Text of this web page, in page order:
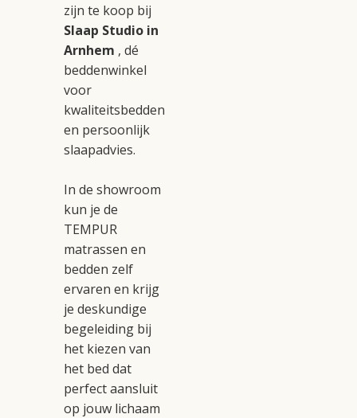
zijn te koop bij
Slaap Studio in
Arnhem , dé
beddenwinkel
voor
kwaliteitsbedden
en persoonlijk
slaapadvies.
In de showroom
kun je de
TEMPUR
matrassen en
bedden zelf
ervaren en krijg
je deskundige
begeleiding bij
het kiezen van
het bed dat
perfect aansluit
op jouw lichaam